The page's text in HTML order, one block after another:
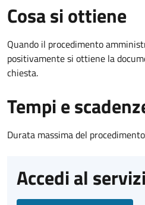
Cosa si ottiene
Quando il procedimento
positivamente si ottiene la
chiesta.
Tempi e
Durata massima del
Accedi al